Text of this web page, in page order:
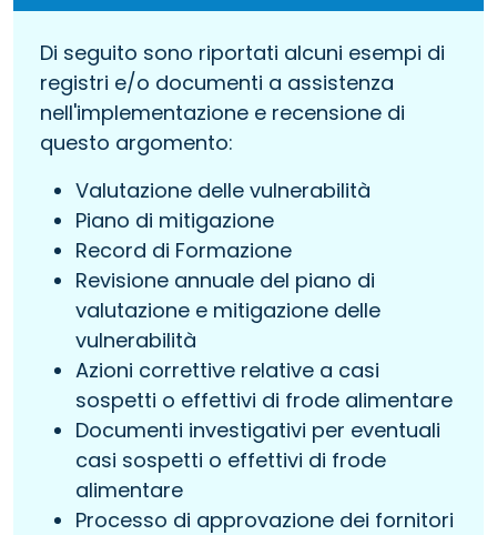
Di seguito sono riportati alcuni esempi di
registri e/o documenti a assistenza
nell'implementazione e recensione di
questo argomento:
Valutazione delle vulnerabilità
Piano di mitigazione
Record di Formazione
Revisione annuale del piano di
valutazione e mitigazione delle
vulnerabilità
Azioni correttive relative a casi
sospetti o effettivi di frode alimentare
Documenti investigativi per eventuali
casi sospetti o effettivi di frode
alimentare
Processo di approvazione dei fornitori